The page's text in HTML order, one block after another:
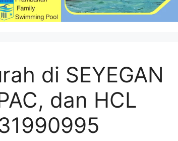
di SEYEGAN
dan HCL